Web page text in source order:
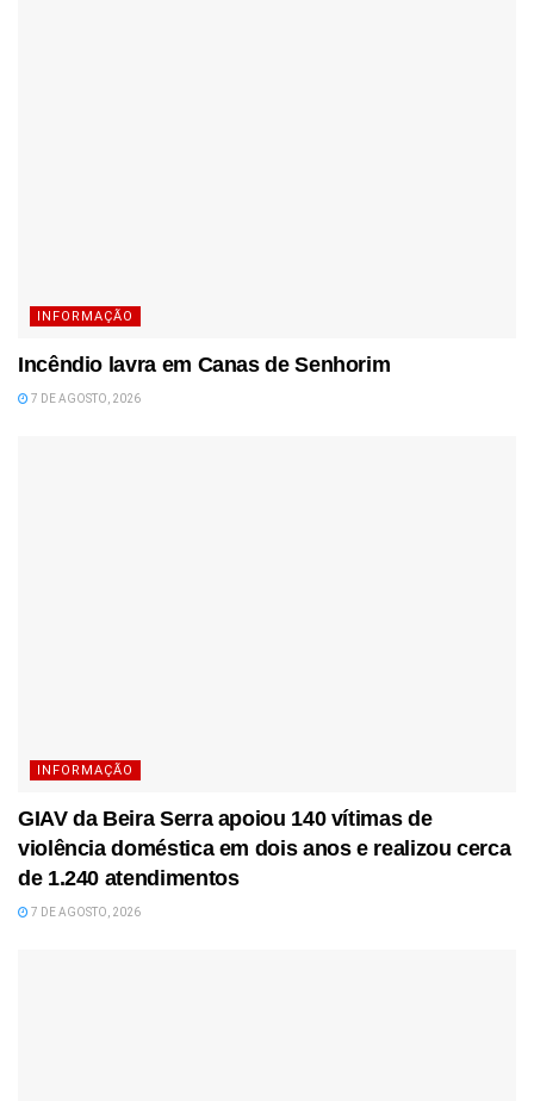
INFORMAÇÃO
Incêndio lavra em Canas de Senhorim
7 DE AGOSTO, 2026
INFORMAÇÃO
GIAV da Beira Serra apoiou 140 vítimas de
violência doméstica em dois anos e realizou cerca
de 1.240 atendimentos
7 DE AGOSTO, 2026